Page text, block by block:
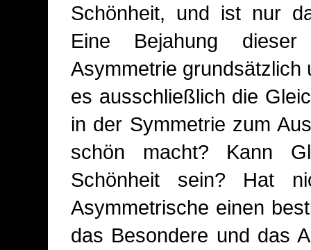
Schönheit, und ist nur
Eine Bejahung
Asymmetrie
es ausschließlich die
in der Symmetrie zum
schön macht? Kann
Schönheit sein? Hat
Asymmetrische einen
das Besondere und das